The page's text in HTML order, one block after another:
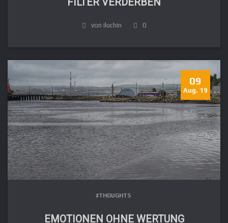
von iluchin 0
09
Aug. 19
#THOUGHTS
EMOTIONEN OHNE WERTUNG